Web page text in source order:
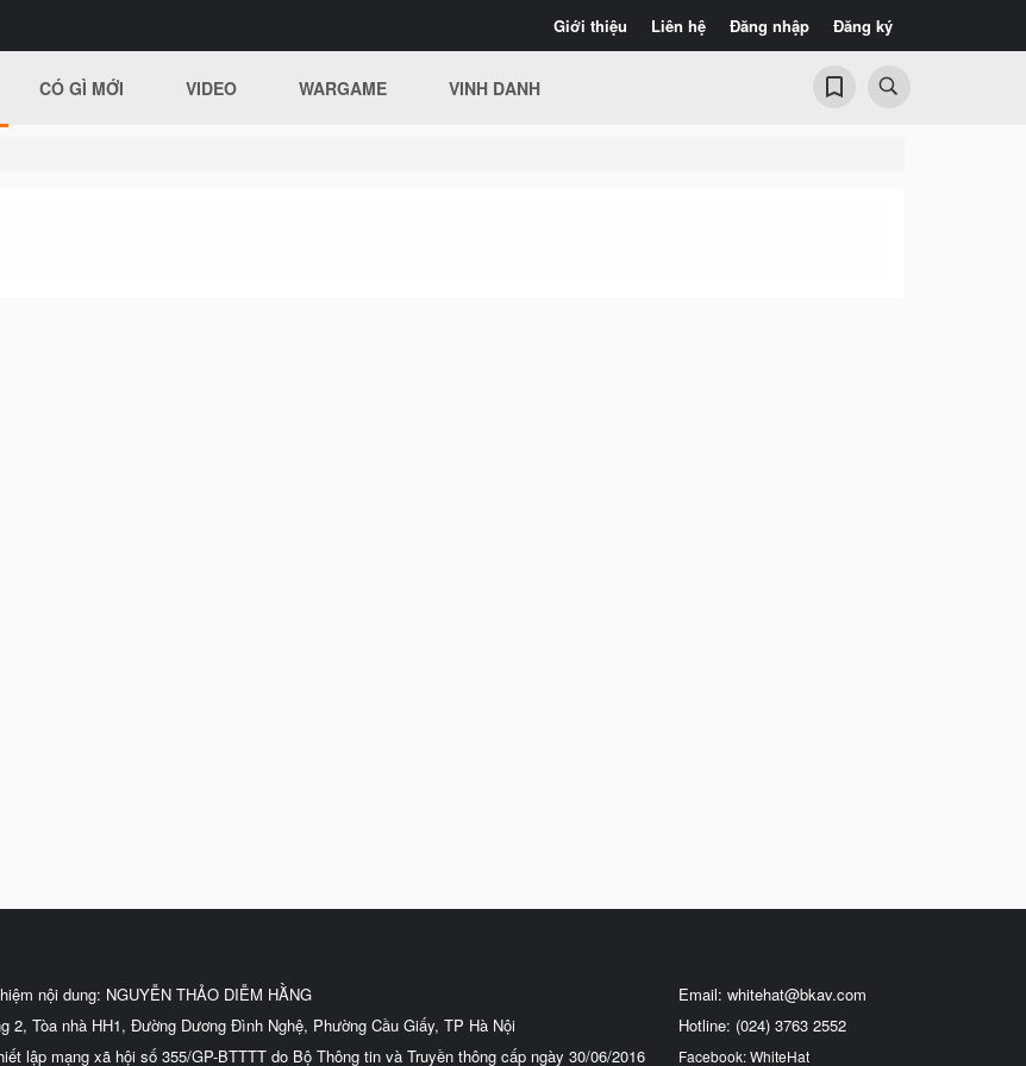
Giới thiệu Liên hệ Đăng nhập Đăng ký
CÓ GÌ MỚI VIDEO WARGAME VINH DANH
nội dung: NGUYỄN THẢO DIỄM HẰNG
2, Tòa nhà HH1, Đường Dương Đình Nghệ, Phường Cầu Giấy, TP Hà Nội
lập mạng xã hội số 355/GP-BTTTT do Bộ Thông tin và Truyền thông cấp ngày 30/06/2016
Email: whitehat@bkav.com
Hotline: (024) 3763 2552
Facebook: WhiteHat